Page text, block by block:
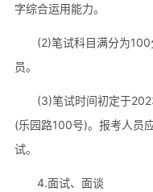
字综合运用能力。
(2)笔试科目满分为
员。
(3)笔试时间初定于
(乐园路100号)。报考人员
试。
4.面试、面谈